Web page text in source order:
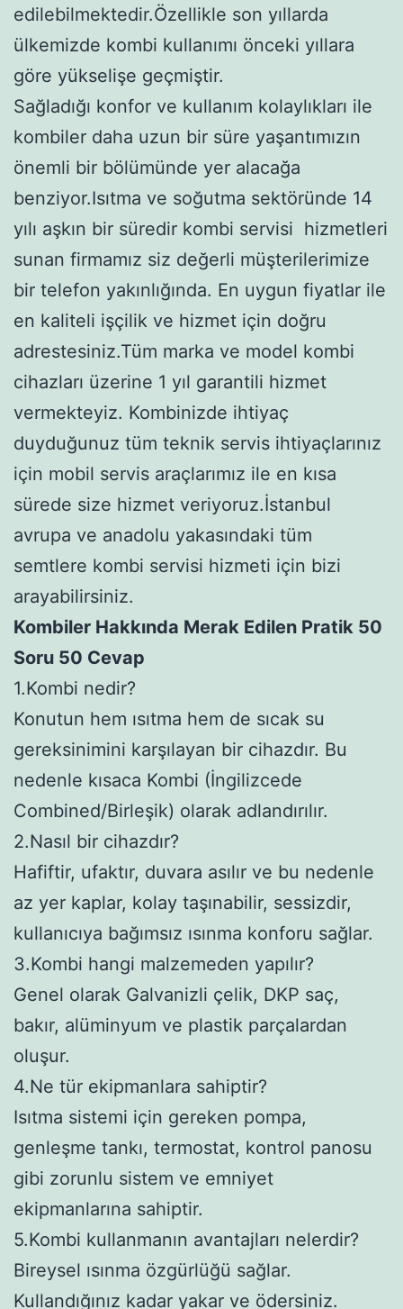
edilebilmektedir.Özellikle son yıllarda
ülkemizde kombi kullanımı önceki yıllara
göre yükselişe geçmiştir.
Sağladığı konfor ve kullanım kolaylıkları ile
kombiler daha uzun bir süre yaşantımızın
önemli bir bölümünde yer alacağa
benziyor.Isıtma ve soğutma sektöründe 14
yılı aşkın bir süredir kombi servisi hizmetleri
sunan firmamız siz değerli müşterilerimize
bir telefon yakınlığında. En uygun fiyatlar ile
en kaliteli işçilik ve hizmet için doğru
adrestesiniz.Tüm marka ve model kombi
cihazları üzerine 1 yıl garantili hizmet
vermekteyiz. Kombinizde ihtiyaç
duyduğunuz tüm teknik servis ihtiyaçlarınız
için mobil servis araçlarımız ile en kısa
sürede size hizmet veriyoruz.İstanbul
avrupa ve anadolu yakasındaki tüm
semtlere kombi servisi hizmeti için bizi
arayabilirsiniz.
Kombiler Hakkında Merak Edilen Pratik 50
Soru 50 Cevap
1.Kombi nedir?
Konutun hem ısıtma hem de sıcak su
gereksinimini karşılayan bir cihazdır. Bu
nedenle kısaca Kombi (İngilizcede
Combined/Birleşik) olarak adlandırılır.
2.Nasıl bir cihazdır?
Hafiftir, ufaktır, duvara asılır ve bu nedenle
az yer kaplar, kolay taşınabilir, sessizdir,
kullanıcıya bağımsız ısınma konforu sağlar.
3.Kombi hangi malzemeden yapılır?
Genel olarak Galvanizli çelik, DKP saç,
bakır, alüminyum ve plastik parçalardan
oluşur.
4.Ne tür ekipmanlara sahiptir?
Isıtma sistemi için gereken pompa,
genleşme tankı, termostat, kontrol panosu
gibi zorunlu sistem ve emniyet
ekipmanlarına sahiptir.
5.Kombi kullanmanın avantajları nelerdir?
Bireysel ısınma özgürlüğü sağlar.
Kullandığınız kadar yakar ve ödersiniz.